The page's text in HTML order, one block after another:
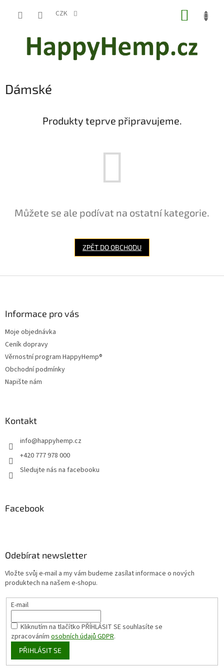
CZK
Dámské
Produkty teprve připravujeme.
Můžete se ale podívat na ostatní kategorie.
ZPĚT DO OBCHODU
Informace pro vás
Moje objednávka
Ceník dopravy
Věrnostní program HappyHemp®
Obchodní podmínky
Napište nám
Kontakt
info@happyhemp.cz
+420 777 978 000
Sledujte nás na facebooku
Facebook
Odebírat newsletter
Vložte svůj e-mail a my vám budeme zasílat informace o nových
produktech na našem e-shopu.
E-mail
Kliknutím na tlačítko PŘÍHLÁSIT SEsouhlasíte se
zpracovánímosobních údajů GDPR.
PŘIHLÁSIT SE